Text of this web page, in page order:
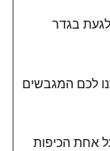
בגדר
לכם המגבשים
אחת הכיפות